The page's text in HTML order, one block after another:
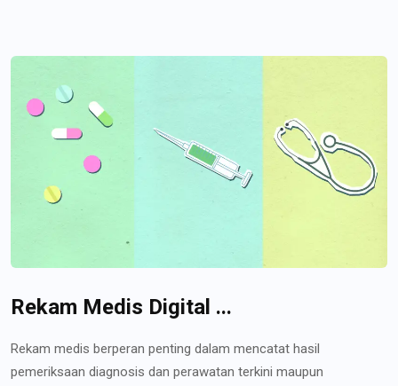
Rekam Medis Digital ...
Rekam medis berperan penting dalam mencatat hasil
pemeriksaan diagnosis dan perawatan terkini maupun